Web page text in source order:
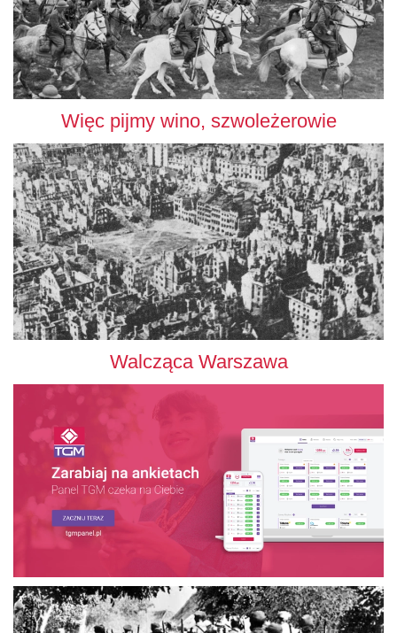
Więc pijmy wino, szwoleżerowie
Walcząca Warszawa